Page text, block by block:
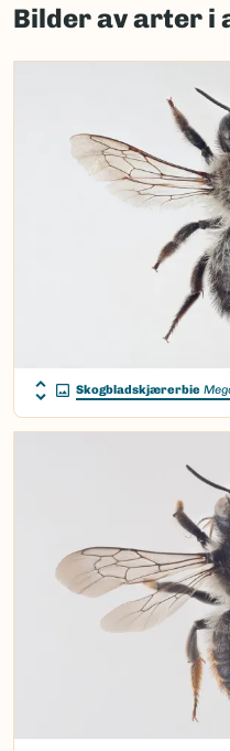
load
map.
Bilder av arter i
Skogbladskjærerbie